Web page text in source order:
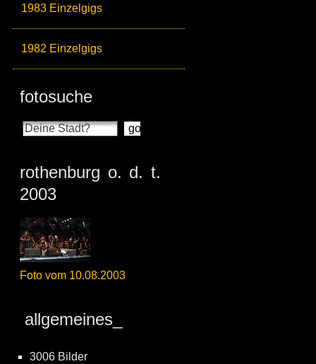
1983 Einzelgigs
1982 Einzelgigs
fotosuche
rothenburg o. d. t.
2003
Foto vom 10.08.2003
allgemeines_
3006 Bilder